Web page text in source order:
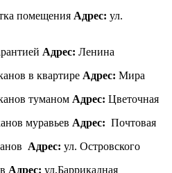
помещения Адрес: ул.
Адрес: Ленина
в квартире Адрес: Мира
туманом Адрес: Цветочная
муравьев Адрес: Почтовая
Адрес: ул. Островского
Адрес: ул.Баррикадная